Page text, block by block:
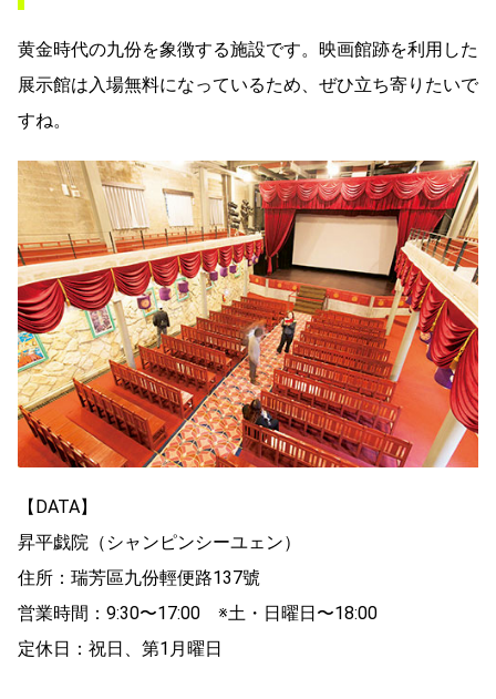
黄金時代の九份を象徴する施設です。映画館跡を利用した
展示館は入場無料になっているため、ぜひ立ち寄りたいで
すね。
【DATA】
昇平戯院（シャンピンシーユェン）
住所：瑞芳區九份輕便路137號
営業時間：9:30〜17:00 ※土・日曜日〜18:00
定休日：祝日、第1月曜日